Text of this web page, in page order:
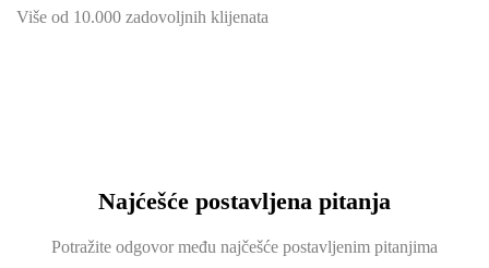
Više od 10.000 zadovoljnih klijenata
Najćešće postavljena pitanja
Potražite odgovor među najčešće postavljenim pitanjima